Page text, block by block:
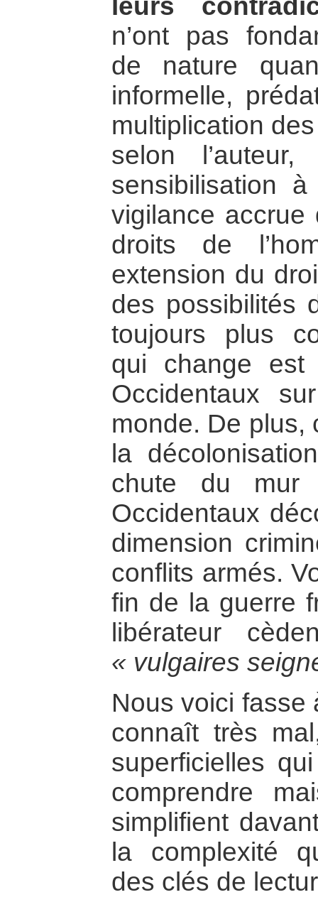
leurs
n’ont pas
de nature
informelle,
multiplication
selon
sensibilisation
vigilance accrue
droits de
extension du
des possibilités
toujours plus
qui change
Occidentaux
monde. De plus,
la
chute du
Occidentaux
dimension
conflits armés.
fin de la guerre
libérateur
« vulgaires
Nous voici fasse
connaît très
superficielles
comprendre
simplifient
la complexité
des clés de